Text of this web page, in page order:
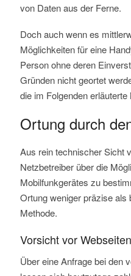
von Daten aus der Ferne.
Doch auch wenn es
Möglichkeiten für eine
Person ohne deren
Gründen nicht geortet
die im Folgenden erläuterte
Ortung durch
Aus rein technischer Sicht
Netzbetreiber über die
Mobilfunkgerätes zu
Ortung weniger präzise als
Methode.
Vorsicht vor
Über eine Anfrage bei den